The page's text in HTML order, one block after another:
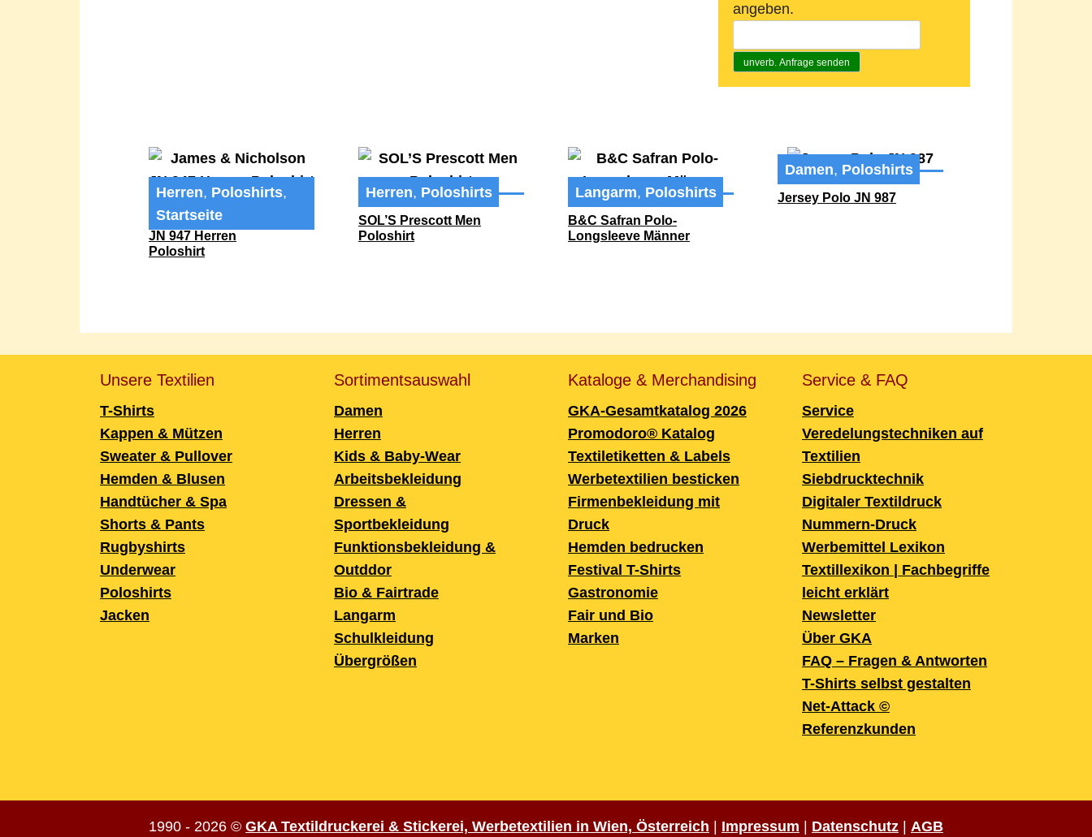
angeben.
unverb. Anfrage senden
Herren, Poloshirts,
Startseite
James & Nicholson
JN 947 Herren
Poloshirt
Herren, Poloshirts
SOL’S Prescott Men
Poloshirt
Langarm, Poloshirts
B&C Safran Polo-
Longsleeve Männer
Damen, Poloshirts
Jersey Polo JN 987
Unsere Textilien
T-Shirts
Kappen & Mützen
Sweater & Pullover
Hemden & Blusen
Handtücher & Spa
Shorts & Pants
Rugbyshirts
Underwear
Poloshirts
Jacken
Sortimentsauswahl
Damen
Herren
Kids & Baby-Wear
Arbeitsbekleidung
Dressen &
Sportbekleidung
Funktionsbekleidung &
Outddor
Bio & Fairtrade
Langarm
Schulkleidung
Übergrößen
Kataloge & Merchandising
GKA-Gesamtkatalog 2026
Promodoro® Katalog
Textiletiketten & Labels
Werbetextilien besticken
Firmenbekleidung mit
Druck
Hemden bedrucken
Festival T-Shirts
Gastronomie
Fair und Bio
Marken
Service & FAQ
Service
Veredelungstechniken auf
Textilien
Siebdrucktechnik
Digitaler Textildruck
Nummern-Druck
Werbemittel Lexikon
Textillexikon | Fachbegriffe
leicht erklärt
Newsletter
Über GKA
FAQ – Fragen & Antworten
T-Shirts selbst gestalten
Net-Attack ©
Referenzkunden
1990 - 2026 © GKA Textildruckerei & Stickerei, Werbetextilien in Wien, Österreich | Impressum | Datenschutz | AGB